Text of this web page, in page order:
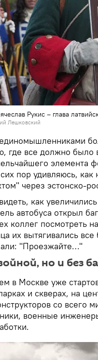
Рукис – глава
Лешковский
где все должно было
элемента
пор удивляюсь, как
через эстонско-
как
автобуса открыл
коллег посмотреть
их вытягивались
"Проезжайте…"
но и без
в Москве уже
и скверах, на
со всего
военные